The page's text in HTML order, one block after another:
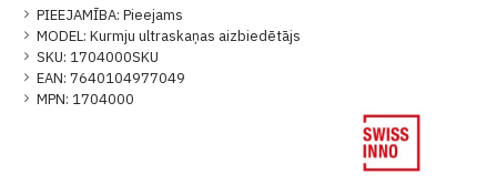
PIEEJAMĪBA: Pieejams
MODEL: Kurmju ultraskaņas aizbiedētājs
SKU: 1704000SKU
EAN: 7640104977049
MPN: 1704000